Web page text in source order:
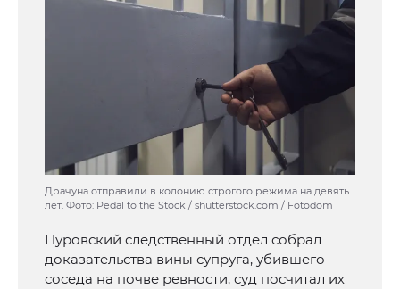
Драчуна отправили в колонию строгого режима на девять
лет. Фото: Pedal to the Stock / shutterstock.com / Fotodom
Пуровский следственный отдел собрал
доказательства вины супруга, убившего
соседа на почве ревности, суд посчитал их